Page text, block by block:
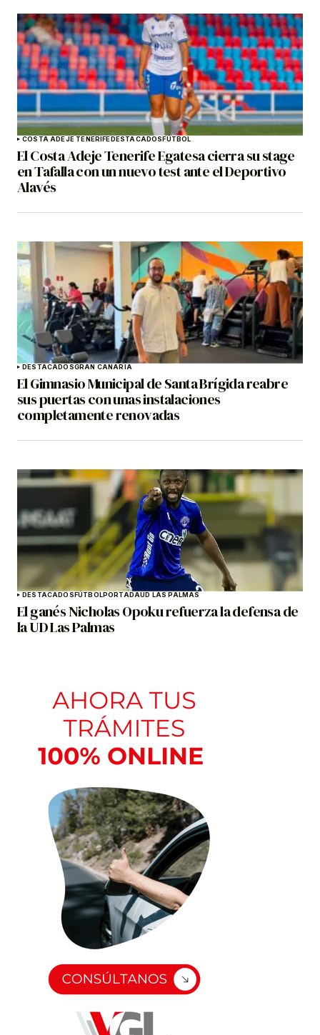
COSTA ADEJE TENERIFEDESTACADOSFÚTBOL
El Costa Adeje Tenerife Egatesa cierra su stage
en Tafalla con un nuevo test ante el Deportivo
Alavés
DESTACADOSGRAN CANARIA
El Gimnasio Municipal de Santa Brígida reabre
sus puertas con unas instalaciones
completamente renovadas
DESTACADOSFÚTBOLPORTADAUD LAS PALMAS
El ganés Nicholas Opoku refuerza la defensa de
la UD Las Palmas